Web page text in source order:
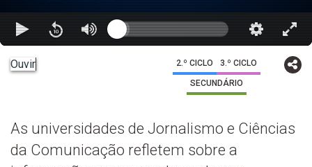
Ouvir 2.º CICLO 3.º CICLO
SECUNDÁRIO
As universidades de Jornalismo e Ciências
da Comunicação refletem sobre a